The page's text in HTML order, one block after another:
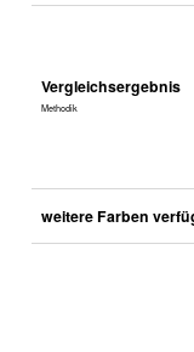
Vergleichsergebnis
Methodik
weitere Farben